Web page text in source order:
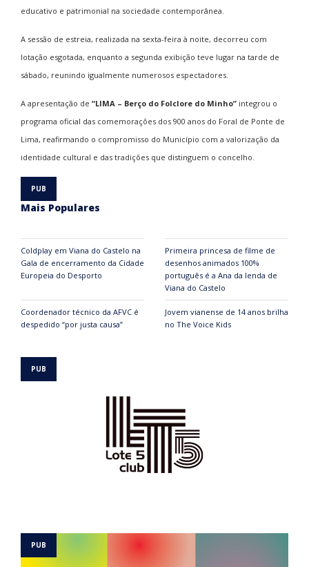
educativo e patrimonial na sociedade contemporânea.
A sessão de estreia, realizada na sexta-feira à noite, decorreu com
lotação esgotada, enquanto a segunda exibição teve lugar na tarde de
sábado, reunindo igualmente numerosos espectadores.
A apresentação de “LIMA – Berço do Folclore do Minho” integrou o
programa oficial das comemorações dos 900 anos do Foral de Ponte de
Lima, reafirmando o compromisso do Município com a valorização da
identidade cultural e das tradições que distinguem o concelho.
Mais Populares
Coldplay em Viana do Castelo na
Gala de encerramento da Cidade
Europeia do Desporto
Primeira princesa de filme de
desenhos animados 100%
português é a Ana da lenda de
Viana do Castelo
Coordenador técnico da AFVC é
despedido “por justa causa”
Jovem vianense de 14 anos brilha
no The Voice Kids